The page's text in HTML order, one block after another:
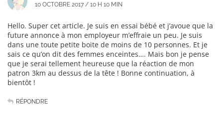
10 OCTOBRE 2017 / 10 H 10 MIN
Hello. Super cet article. Je suis en essai bébé et j’avoue que la
future annonce à mon employeur m’effraie un peu. Je suis
dans une toute petite boite de moins de 10 personnes. Et je
sais ce qu’on dit des femmes enceintes…. Mais bon je pense
que je serai tellement heureuse que la réaction de mon
patron 3km au dessus de la tête ! Bonne continuation, à
bientôt !
RÉPONDRE